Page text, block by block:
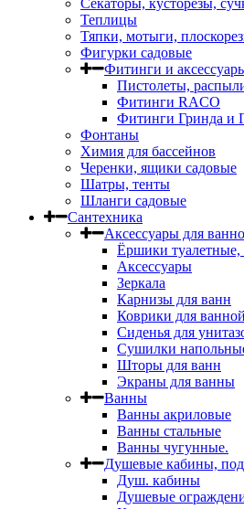
Секаторы, кусторезы,
Теплицы
Тяпки, мотыги,
Фигурки садовые
Фитинги и
Пистолеты,
Фитинги RACO
Фитинги Гринда и
Фонтаны
Химия для бассейнов
Черенки, ящики садовые
Шатры, тенты
Шланги садовые
Сантехника
Аксессуары для
Ёршики туалетные,
Аксессуары
Зеркала
Карнизы для ванн
Коврики для ванной
Сиденья для
Сушилки
Шторы для ванн
Экраны для ванны
Ванны
Ванны акриловые
Ванны стальные
Ванны чугунные.
Душевые кабины,
Душ. кабины
Душевые